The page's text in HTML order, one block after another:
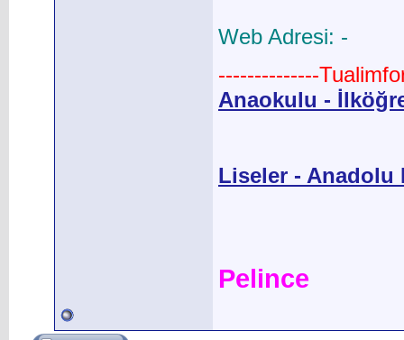
Web Adresi: -
--------------
Anaokulu -
Liseler - Anadolu
Pelince